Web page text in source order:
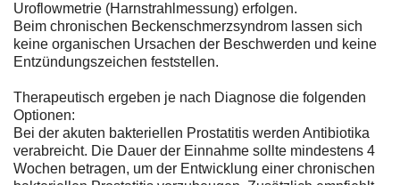
Uroflowmetrie (Harnstrahlmessung) erfolgen.
Beim chronischen Beckenschmerzsyndrom lassen sich
keine organischen Ursachen der Beschwerden und keine
Entzündungszeichen feststellen.
Therapeutisch ergeben je nach Diagnose die folgenden
Optionen:
Bei der akuten bakteriellen Prostatitis werden Antibiotika
verabreicht. Die Dauer der Einnahme sollte mindestens 4
Wochen betragen, um der Entwicklung einer chronischen